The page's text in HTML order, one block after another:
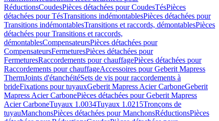
RéductionsCoudesPièces détachées pour CoudesTésPièces
détachées pour TésTransitions indémontablesPièces détachées pour
Transitions indémontablesTransitions et raccords, démontablesPièces
détachées pour Transitions et raccords,
démontablesCompensateursPièces détachées pour
CompensateursFermeturesPièces détachées pour
FermeturesRaccordements pour chauffagePièces détachées pour
Raccordements pour chauffageAccessoires pour Geberit Mapress
ThermJoints d'étanchéitéSets de vis pour raccordements à
brideFixations pour tuyauxGeberit Mapress Acier CarboneGeberit
Mapress Acier CarbonePièces détachées pour Geberit Mapress
Acier CarboneTuyaux 1.0034Tuyaux 1.0215Tronçons de
tuyauManchonsPièces détachées pour ManchonsRéductionsPièces